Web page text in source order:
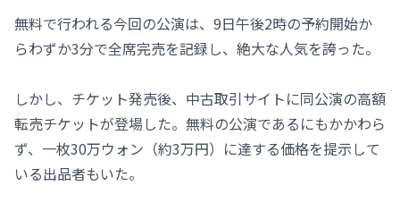
無料で行われる今回の公演は、9日午後2時の予約開始か
らわずか3分で全席完売を記録し、絶大な人気を誇った。
しかし、チケット発売後、中古取引サイトに同公演の高額
転売チケットが登場した。無料の公演であるにもかかわら
ず、一枚30万ウォン（約3万円）に達する価格を提示して
いる出品者もいた。